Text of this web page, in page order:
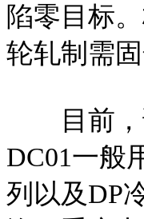
陷零目标
轮轧制需
目前，
DC01一般
列以及DP